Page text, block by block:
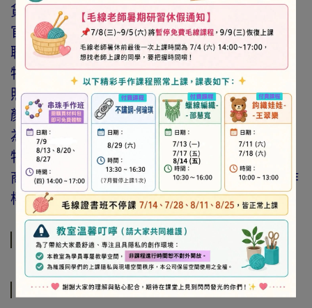
貨需知」，謝謝。
官網與門市同步銷售，如遇缺貨會由專人與您
聯繫。
特價商品，會員不再提供折扣優惠。
照片因拍攝光線與螢幕色差而有所差異，實際
顏色與網路呈現略有不同，將以實際出貨商品
為準。
特價品、客訂商品、毛線、緞帶、繩線、零碼
商品、工具、消耗性商品(如膠類…等)，與著作
權商品(如書籍…等)，恕不接受退換貨。
規格說明
運送方式